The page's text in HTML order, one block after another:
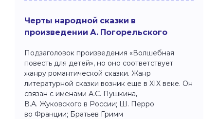
Черты народной сказки в
произведении А. Погорельского
Подзаголовок произведения «Волшебная
повесть для детей», но оно соответствует
жанру романтической сказки. Жанр
литературной сказки возник еще в XIX веке. Он
связан с именами А.С. Пушкина,
В.А. Жуковского в России; Ш. Перро
во Франции; Братьев Гримм